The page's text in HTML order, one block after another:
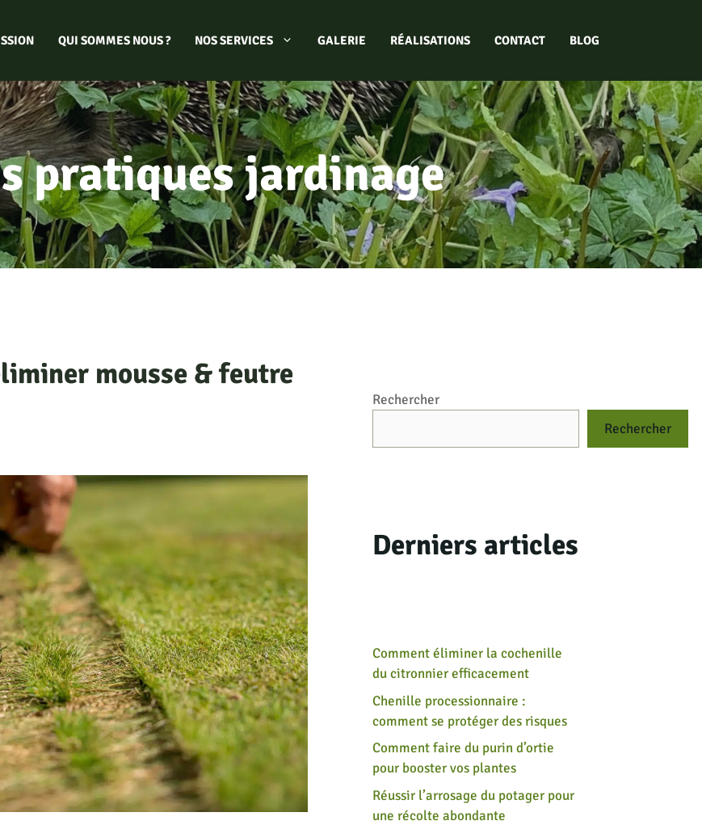
QUI SOMMES NOUS ? NOS SERVICES GALERIE RÉALISATIONS CONTACT BLOG
pratiques jardinage
mousse & feutre
Rechercher
Rechercher
Derniers articles
Comment éliminer la cochenille
du citronnier efficacement
Chenille processionnaire :
comment se protéger des risques
Comment faire du purin d’ortie
pour booster vos plantes
Réussir l’arrosage du potager pour
une récolte abondante